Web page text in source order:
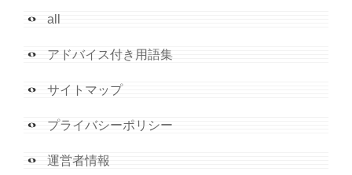
all
アドバイス付き用語集
サイトマップ
プライバシーポリシー
運営者情報